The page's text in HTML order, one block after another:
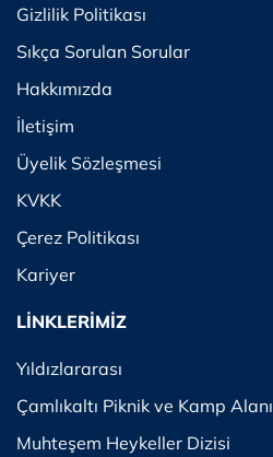
Gizlilik Politikası
Sıkça Sorulan Sorular
Hakkımızda
İletişim
Üyelik Sözleşmesi
KVKK
Çerez Politikası
Kariyer
LİNKLERİMİZ
Yıldızlararası
Çamlıkaltı Piknik ve Kamp Alanı
Muhteşem Heykeller Dizisi